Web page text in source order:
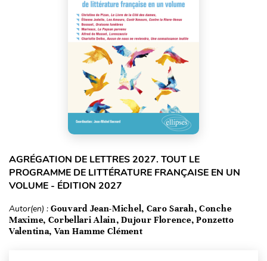
AGRÉGATION DE LETTRES 2027. TOUT LE
PROGRAMME DE LITTÉRATURE FRANÇAISE EN UN
VOLUME - ÉDITION 2027
Autor(en) : Gouvard Jean-Michel, Caro Sarah, Conche
Maxime, Corbellari Alain, Dujour Florence, Ponzetto
Valentina, Van Hamme Clément